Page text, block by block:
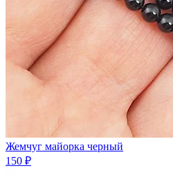
Жемчуг майорка черный
150 ₽